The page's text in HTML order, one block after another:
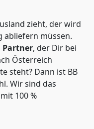
zieht, der wird
abliefern müssen.
Partner, der Dir bei
Österreich
steht? Dann ist BB
Wir sind das
mit 100 %